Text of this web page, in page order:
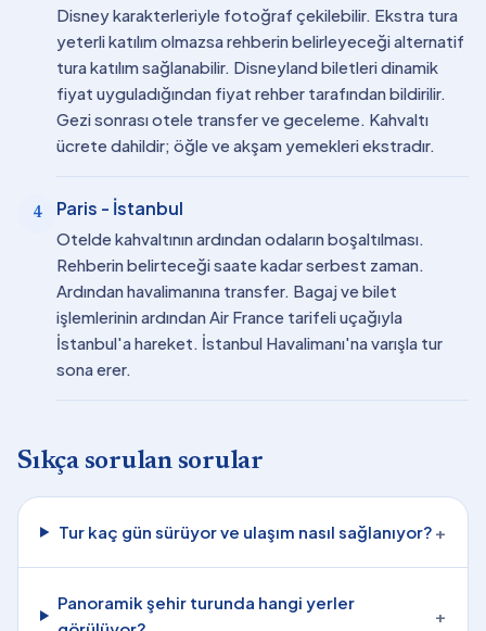
Disney karakterleriyle fotoğraf çekilebilir. Ekstra tura
yeterli katılım olmazsa rehberin belirleyeceği alternatif
tura katılım sağlanabilir. Disneyland biletleri dinamik
fiyat uyguladığından fiyat rehber tarafından bildirilir.
Gezi sonrası otele transfer ve geceleme. Kahvaltı
ücrete dahildir; öğle ve akşam yemekleri ekstradır.
4 Paris - İstanbul
Otelde kahvaltının ardından odaların boşaltılması.
Rehberin belirteceği saate kadar serbest zaman.
Ardından havalimanına transfer. Bagaj ve bilet
işlemlerinin ardından Air France tarifeli uçağıyla
İstanbul'a hareket. İstanbul Havalimanı'na varışla tur
sona erer.
Sıkça sorulan sorular
Tur kaç gün sürüyor ve ulaşım nasıl sağlanıyor? +
Panoramik şehir turunda hangi yerler
+